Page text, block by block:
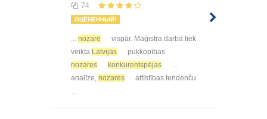
74
ОЦЕНЕННЫЙ!
nozarē
vispār. Maģistra darbā tiek
veikta Latvijas
puķkopības
nozares
konkurentspējas
analīze, nozares
attīstības tendenču